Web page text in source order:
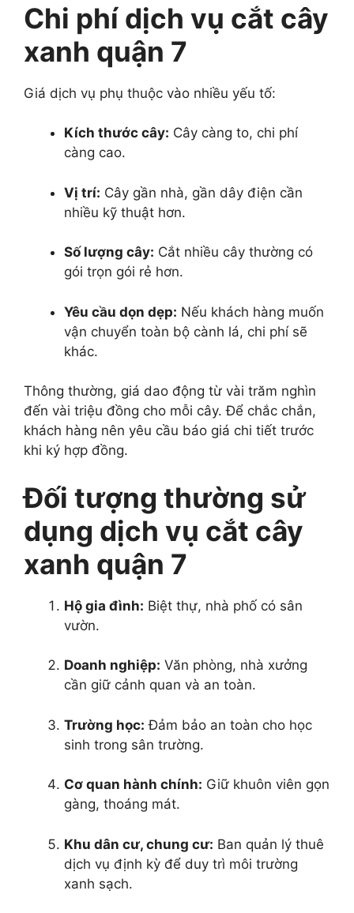
Chi phí dịch vụ cắt cây
xanh quận 7
Giá dịch vụ phụ thuộc vào nhiều yếu tố:
Kích thước cây: Cây càng to, chi phí
càng cao.
Vị trí: Cây gần nhà, gần dây điện cần
nhiều kỹ thuật hơn.
Số lượng cây: Cắt nhiều cây thường có
gói trọn gói rẻ hơn.
Yêu cầu dọn dẹp: Nếu khách hàng muốn
vận chuyển toàn bộ cành lá, chi phí sẽ
khác.
Thông thường, giá dao động từ vài trăm nghìn
đến vài triệu đồng cho mỗi cây. Để chắc chắn,
khách hàng nên yêu cầu báo giá chi tiết trước
khi ký hợp đồng.
Đối tượng thường sử
dụng dịch vụ cắt cây
xanh quận 7
Hộ gia đình: Biệt thự, nhà phố có sân
vườn.
Doanh nghiệp: Văn phòng, nhà xưởng
cần giữ cảnh quan và an toàn.
Trường học: Đảm bảo an toàn cho học
sinh trong sân trường.
Cơ quan hành chính: Giữ khuôn viên gọn
gàng, thoáng mát.
Khu dân cư, chung cư: Ban quản lý thuê
dịch vụ định kỳ để duy trì môi trường
xanh sạch.